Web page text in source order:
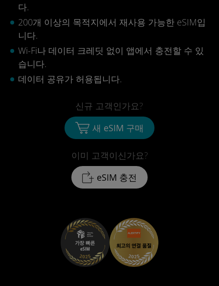
다.
200개 이상의 목적지에서 재사용 가능한 eSIM입
니다.
Wi-Fi나 데이터 크레딧 없이 앱에서 충전할 수 있
습니다.
데이터 공유가 허용됩니다.
이미 고객이신가요?
eSIM 충전
신규 고객인가요?
새 eSIM 구매